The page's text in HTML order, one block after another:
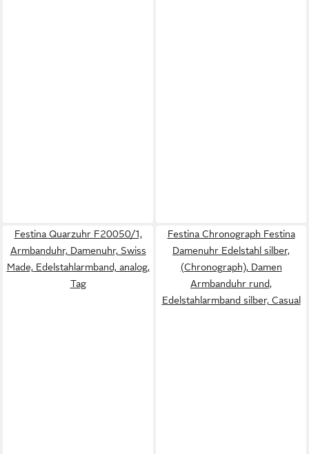
Festina Quarzuhr F20050/1,
Armbanduhr, Damenuhr, Swiss
Made, Edelstahlarmband, analog,
Tag
Festina Chronograph Festina
Damenuhr Edelstahl silber,
(Chronograph), Damen
Armbanduhr rund,
Edelstahlarmband silber, Casual